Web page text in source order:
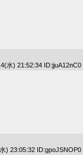
水) 21:52:34 ID:jjuA12nC0
) 23:05:32 ID:gpoJSNOP0